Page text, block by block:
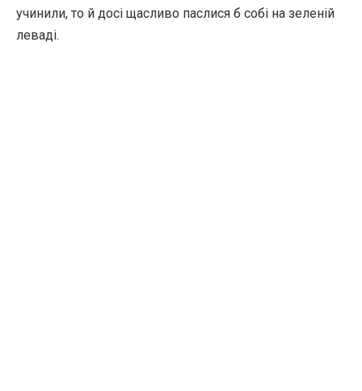
учинили, то й досі щасливо паслися б собі на зеленій
леваді.